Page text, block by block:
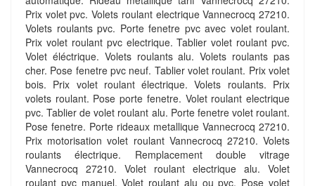
Prix volet pvc. Volets roulant electrique Vannecrocq 27210.
Volets roulants pvc. Porte fenetre pvc avec volet roulant.
Prix volet roulant pvc electrique. Tablier volet roulant pvc.
Volet éléctrique. Volets roulants alu. Volets roulants pas
cher. Pose fenetre pvc neuf. Tablier volet roulant. Prix volet
bois. Prix volet roulant électrique. Volets roulants. Prix
volets roulant. Pose porte fenetre. Volet roulant electrique
pvc. Tablier de volet roulant alu. Porte fenetre volet roulant.
Pose fenetre. Porte rideaux metallique Vannecrocq 27210.
Prix motorisation volet roulant Vannecrocq 27210. Volets
roulants électrique. Remplacement double vitrage
Vannecrocq 27210. Volet roulant electrique alu. Volet
roulant pvc manuel. Volet roulant alu ou pvc. Pose volet